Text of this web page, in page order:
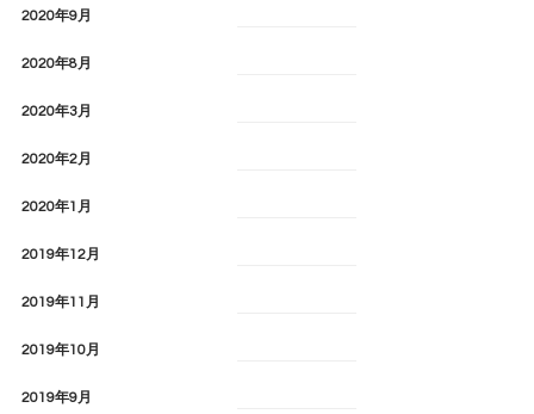
2020年9月
2020年8月
2020年3月
2020年2月
2020年1月
2019年12月
2019年11月
2019年10月
2019年9月